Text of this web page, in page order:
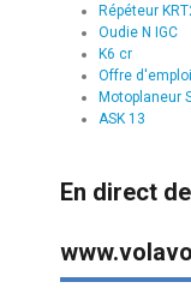
Répéteur
Oudie N IGC
K6 cr
Offre
Motoplaneur
ASK 13
En direct